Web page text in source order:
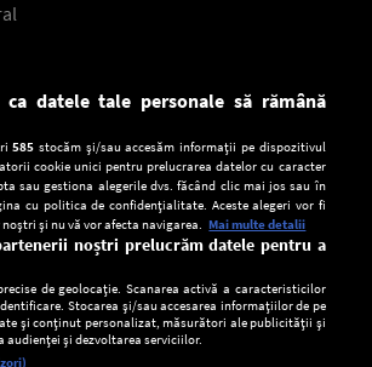
aplicaţia Europa FM pentru smartphone:
ca datele tale personale să rămână
585 stocăm și/sau accesăm informații pe dispozitivul
cookie unici pentru prelucrarea datelor cu caracter
sau gestiona alegerile dvs. făcând clic mai jos sau în
cu politica de confidențialitate. Aceste alegeri vor fi
și nu vă vor afecta navigarea. Mai multe detalii
noștri prelucrăm datele pentru a
de geolocație. Scanarea activă a caracteristicilor
Stocarea și/sau accesarea informațiilor de pe
și conținut personalizat, măsurători ale publicității și
audienței și dezvoltarea serviciilor.